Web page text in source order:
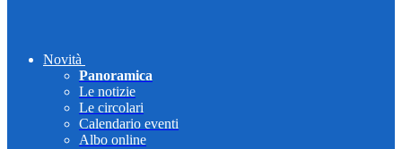
Novità
Panoramica
Le notizie
Le circolari
Calendario eventi
Albo online